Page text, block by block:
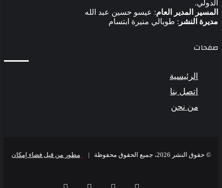
الدولي.
المسير المدير العام: عيسو حسين عبد الله
مديرة النشر : طوبالي منيرة ابتسام
صفحات
الرئيسية
اتصل بنا
من نحن
© حقوق النشر 2026، جميع الحقوق محفوظة | مطور من قبل فضاء إمكان